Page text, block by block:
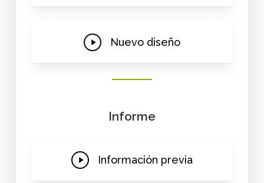
Play
Nuevo diseño
Informe
Play
Información previa